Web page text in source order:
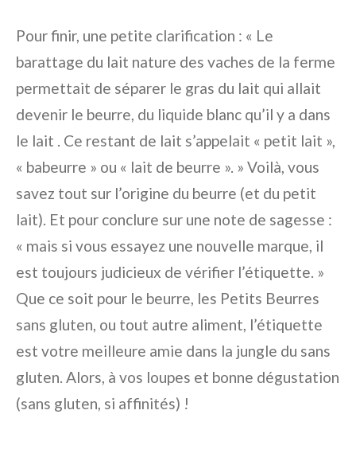
Pour finir, une petite clarification : « Le
barattage du lait nature des vaches de la ferme
permettait de séparer le gras du lait qui allait
devenir le beurre, du liquide blanc qu’il y a dans
le lait . Ce restant de lait s’appelait « petit lait »,
« babeurre » ou « lait de beurre ». » Voilà, vous
savez tout sur l’origine du beurre (et du petit
lait). Et pour conclure sur une note de sagesse :
« mais si vous essayez une nouvelle marque, il
est toujours judicieux de vérifier l’étiquette. »
Que ce soit pour le beurre, les Petits Beurres
sans gluten, ou tout autre aliment, l’étiquette
est votre meilleure amie dans la jungle du sans
gluten. Alors, à vos loupes et bonne dégustation
(sans gluten, si affinités) !